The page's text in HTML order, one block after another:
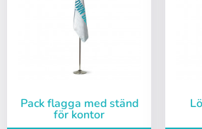
Pack flagga med ständ
för kontor
Lös flaggständ för